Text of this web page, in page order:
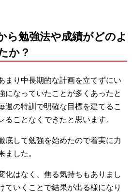
ら勉強法や成績がどのよ
か？
まり中長期的な計画を立てずにい
になっていたことが多くあったと
週の特訓で明確な目標を建てるこ
ることなくできたと思います。
底して勉強を始めたので着実に力
ました。
化はなく、焦る気持ちもありまし
ていくことで結果が出る様になり